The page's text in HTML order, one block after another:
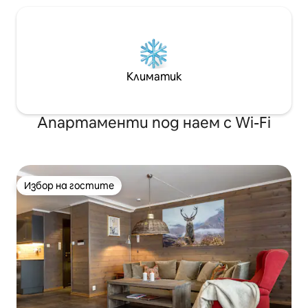
Климатик
Апартаменти под наем с Wi-Fi
Избор на гостите
Избор на гостите